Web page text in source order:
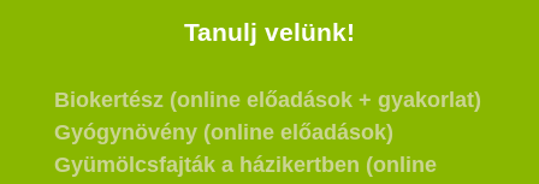
Tanulj velünk!
Biokertész (online előadások + gyakorlat)
Gyógynövény (online előadások)
Gyümölcsfajták a házikertben (online